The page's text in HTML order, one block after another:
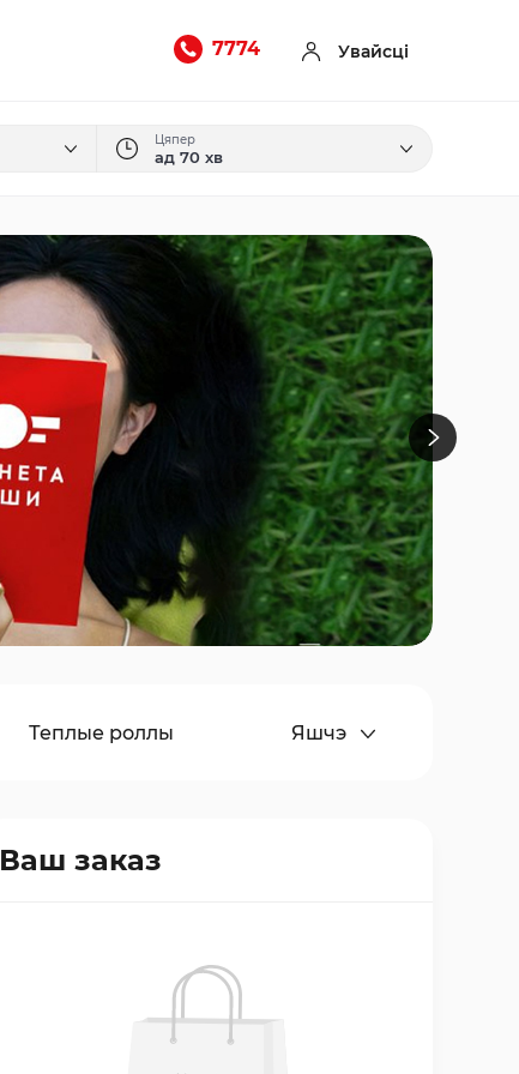
7774 Увайсці
Цяпер
ад 70 хв
Теплые роллы Яшчэ
Ваш заказ